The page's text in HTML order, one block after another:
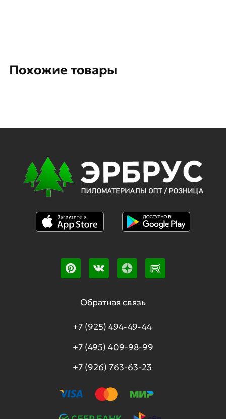
Похожие товары
Обратная связь
+7 (925) 494-49-44
+7 (495) 409-98-99
+7 (926) 763-63-23